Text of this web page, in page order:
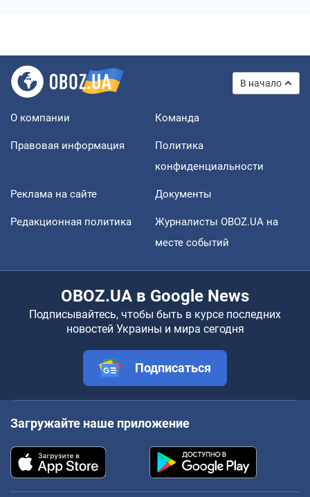
В начало
О компании Команда
Правовая информация
Политика
конфиденциальности
Реклама на сайте Документы
Редакционная политика
Журналисты OBOZ.UA на
месте событий
OBOZ.UA в Google News
Подписывайтесь, чтобы быть в курсе последних
новостей Украины и мира сегодня
Подписаться
Загружайте наше приложение